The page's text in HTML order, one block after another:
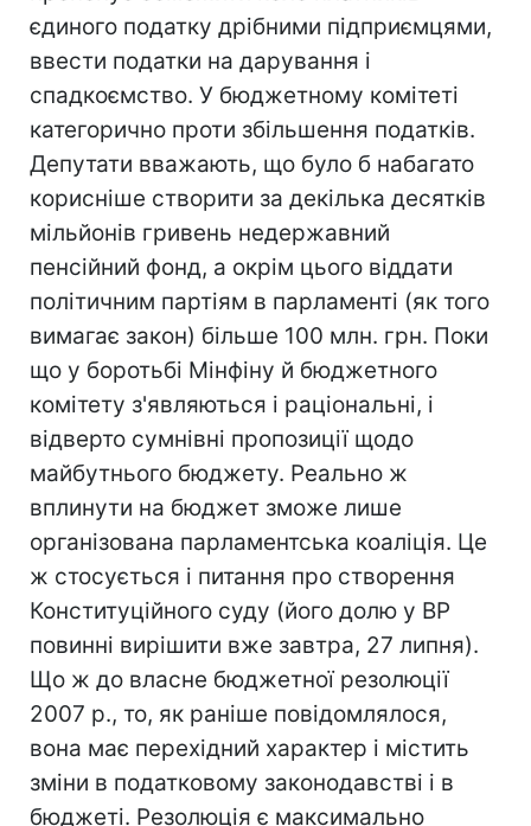
єдиного податку дрібними підприємцями,
ввести податки на дарування і
спадкоємство. У бюджетному комітеті
категорично проти збільшення податків.
Депутати вважають, що було б набагато
корисніше створити за декілька десятків
мільйонів гривень недержавний
пенсійний фонд, а окрім цього віддати
політичним партіям в парламенті (як того
вимагає закон) більше 100 млн. грн. Поки
що у боротьбі Мінфіну й бюджетного
комітету з'являються і раціональні, і
відверто сумнівні пропозиції щодо
майбутнього бюджету. Реально ж
вплинути на бюджет зможе лише
організована парламентська коаліція. Це
ж стосується і питання про створення
Конституційного суду (його долю у ВР
повинні вирішити вже завтра, 27 липня).
Що ж до власне бюджетної резолюції
2007 р., то, як раніше повідомлялося,
вона має перехідний характер і містить
зміни в податковому законодавстві і в
бюджеті. Резолюція є максимально